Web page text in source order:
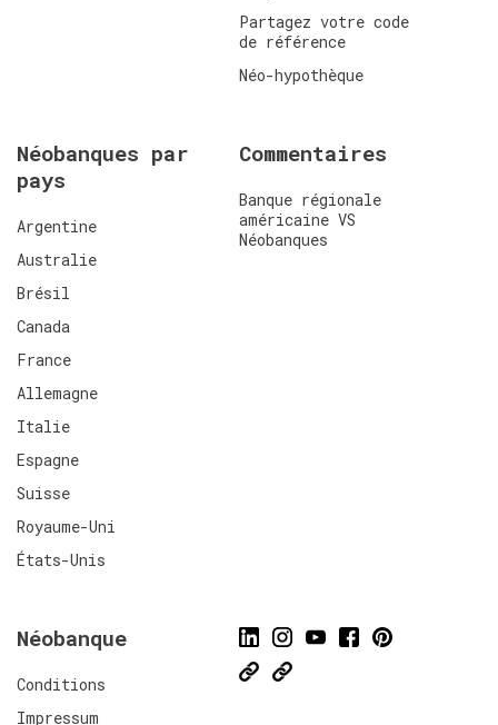
Partagez votre code
de référence
Néo-hypothèque
Néobanques par
pays
Argentine
Australie
Brésil
Canada
France
Allemagne
Italie
Espagne
Suisse
Royaume-Uni
États-Unis
Commentaires
Banque régionale
américaine VS
Néobanques
Néobanque
Conditions
Impressum